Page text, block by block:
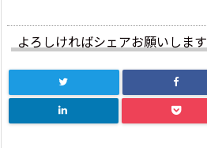
よろしければシェアお願いします